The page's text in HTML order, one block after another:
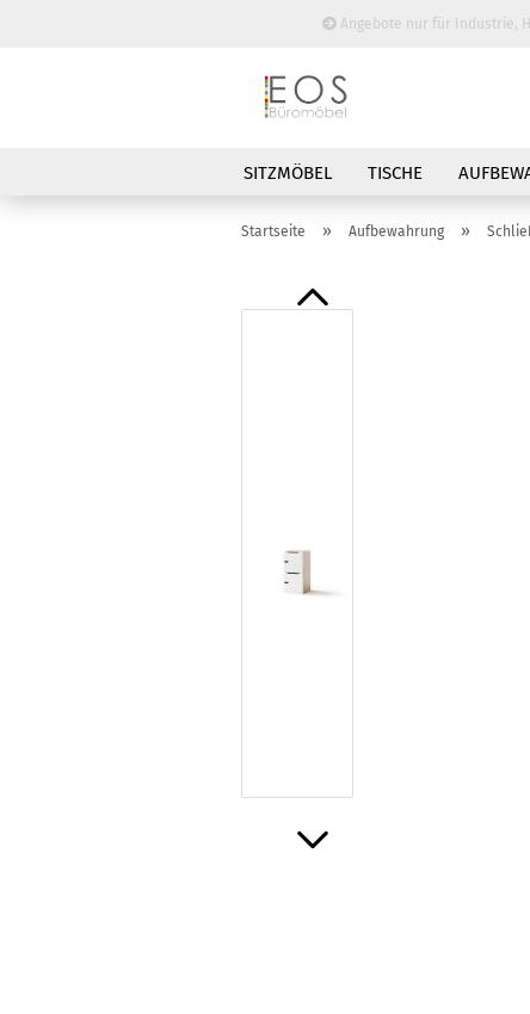
Angebote nur für Industrie,
SITZMÖBEL TISCHE
BESPRECHUNGSTISCHE
Startseite » Aufbewahrung »